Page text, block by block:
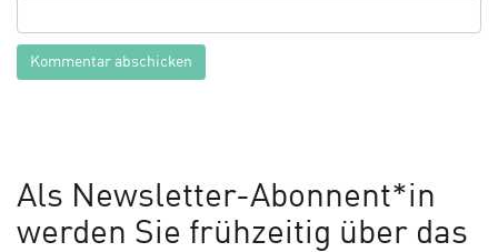
Als Newsletter-Abonnent*in
werden Sie frühzeitig über das